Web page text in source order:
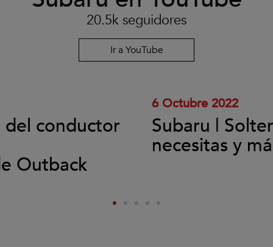
20.5k seguidores
Ir a YouTube
del conductor
Outback
para
aceptar
las
cookies
y
reproducir
6 Octubre 2022
Subaru |
necesitas y